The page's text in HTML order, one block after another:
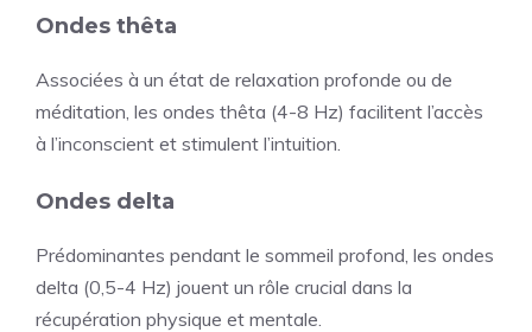
Ondes thêta
Associées à un état de relaxation profonde ou de
méditation, les ondes thêta (4-8 Hz) facilitent l’accès
à l’inconscient et stimulent l’intuition.
Ondes delta
Prédominantes pendant le sommeil profond, les ondes
delta (0,5-4 Hz) jouent un rôle crucial dans la
récupération physique et mentale.